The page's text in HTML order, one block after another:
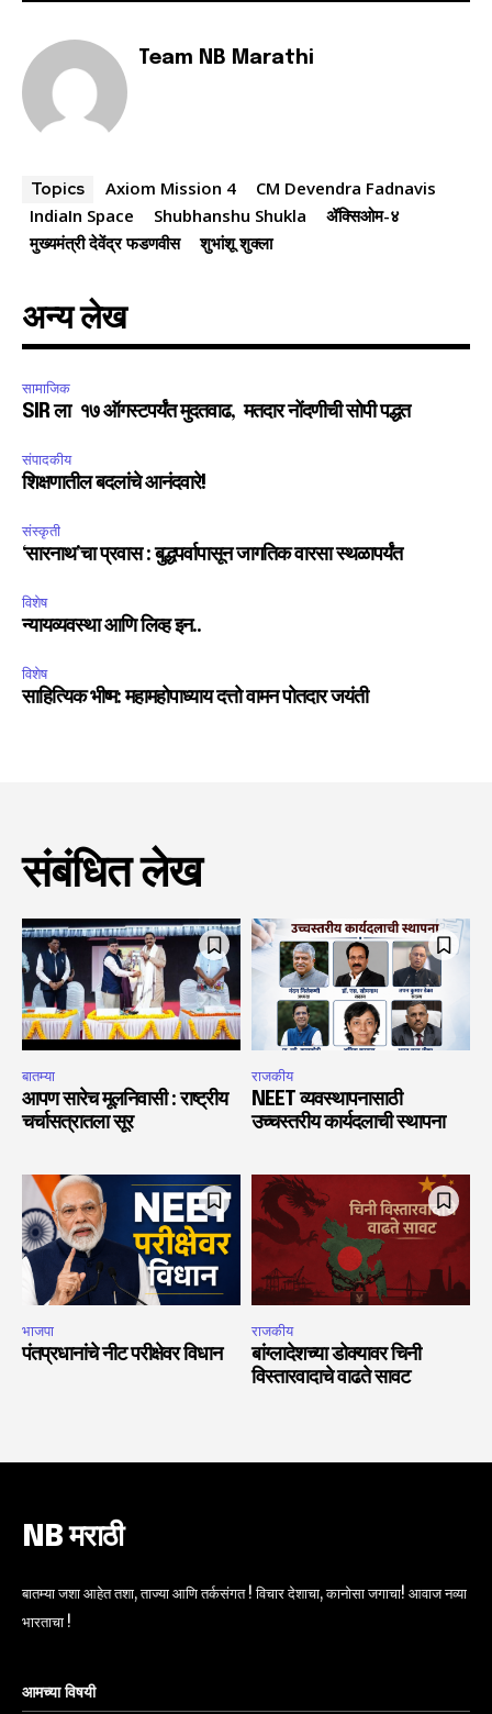
Team NB Marathi
Topics Axiom Mission 4
CM Devendra Fadnavis
IndiaIn Space
Shubhanshu Shukla
ॲक्सिओम-४
मुख्यमंत्री देवेंद्र फडणवीस
शुभांशू शुक्ला
अन्य लेख
सामाजिक
SIR ला १७ ऑगस्टपर्यंत मुदतवाढ, मतदार नोंदणीची सोपी पद्धत
संपादकीय
शिक्षणातील बदलांचे आनंदवारे!
संस्कृती
‘सारनाथ’चा प्रवास : बुद्धपर्वापासून जागतिक वारसा स्थळापर्यंत
विशेष
न्यायव्यवस्था आणि लिव्ह इन..
विशेष
साहित्यिक भीष्म: महामहोपाध्याय दत्तो वामन पोतदार जयंती
संबंधित लेख
बातम्या
आपण सारेच मूलनिवासी : राष्ट्रीय
चर्चासत्रातला सूर
राजकीय
NEET व्यवस्थापनासाठी
उच्चस्तरीय कार्यदलाची स्थापना
भाजपा
पंतप्रधानांचे नीट परीक्षेवर विधान
राजकीय
बांग्लादेशच्या डोक्यावर चिनी
विस्तारवादाचे वाढते सावट
NB मराठी
बातम्या जशा आहेत तशा, ताज्या आणि तर्कसंगत ! विचार देशाचा, कानोसा जगाचा! आवाज नव्या
भारताचा !
आमच्या विषयी